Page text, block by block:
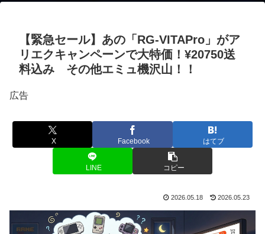
【緊急セール】あの「RG-VITAPro」がア
リエクキャンペーンで大特価！¥20750送
料込み その他エミュ機沢山！！
広告
X Facebook はてブ
LINE コピー
2026.05.18 2026.05.23